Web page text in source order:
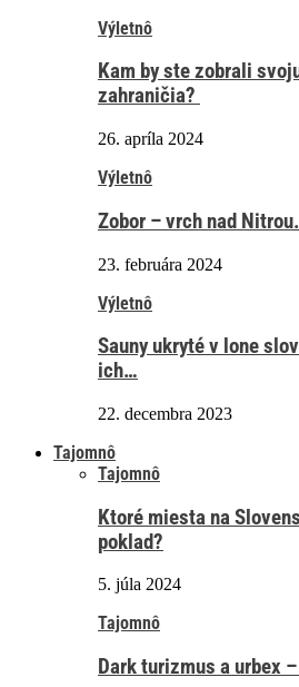
Výletnô
Kam by ste zobrali
zahraničia?
26. apríla 2024
Výletnô
Zobor – vrch nad
23. februára 2024
Výletnô
Sauny ukryté v lone
ich…
22. decembra 2023
Tajomnô
Tajomnô
Ktoré miesta na
poklad?
5. júla 2024
Tajomnô
Dark turizmus a urbex